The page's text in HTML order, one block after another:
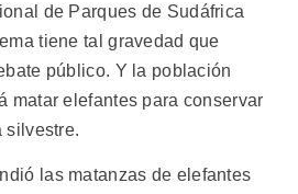
de Parques de Sudáfrica
tiene tal gravedad que
público. Y la población
matar elefantes para conservar
silvestre.
las matanzas de elefantes